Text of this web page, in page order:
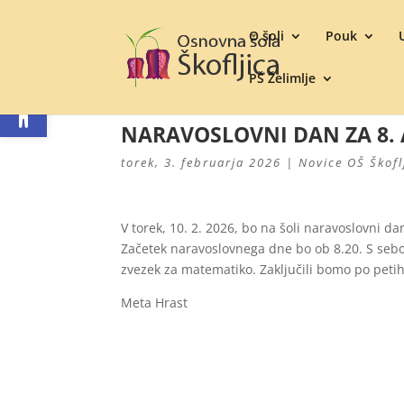
O šoli Pouk
PŠ Želimlje
NARAVOSLOVNI DAN ZA 8.
torek, 3. februarja 2026 |Novice OŠ
V torek, 10. 2. 2026, bo na šoli naravoslovni
Začetek naravoslovnega dne bo ob 8.20. S
zvezek za matematiko. Zaključili bomo po
Meta Hrast